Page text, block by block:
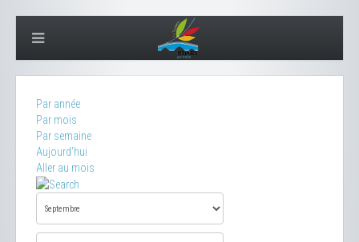
Par année
Par mois
Par semaine
Aujourd'hui
Aller au mois